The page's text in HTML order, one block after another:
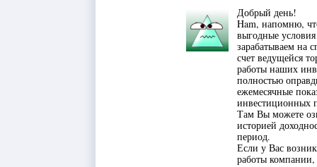
Добрый день!
Ham, напомню,
выгодные
зарабатываем на
счет ведущейся
работы наших
полностью
ежемесячные
инвестиционных
Там Вы можете
историей
период.
Если у Вас
работы компании,